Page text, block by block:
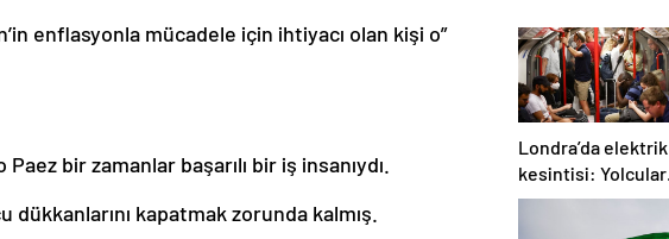
enflasyonla mücadele için ihtiyacı olan kişi o”
bir zamanlar başarılı bir iş insanıydı.
dükkanlarını kapatmak zorunda kalmış.
Londra’da elektrik
kesintisi: Yolcular
metroda mahsur